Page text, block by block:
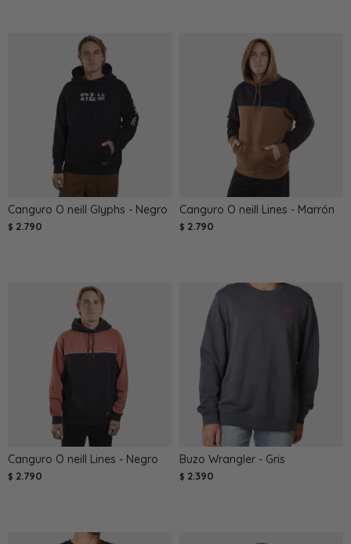
Canguro O neill Glyphs - Negro
$ 2.790
Canguro O neill Lines - Marrón
$ 2.790
Canguro O neill Lines - Negro
$ 2.790
Buzo Wrangler - Gris
$ 2.390